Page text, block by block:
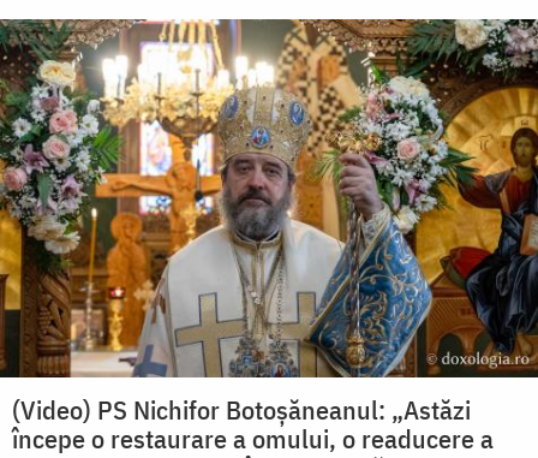
(Video) PS Nichifor Botoșăneanul: „Astăzi
începe o restaurare a omului, o readucere a